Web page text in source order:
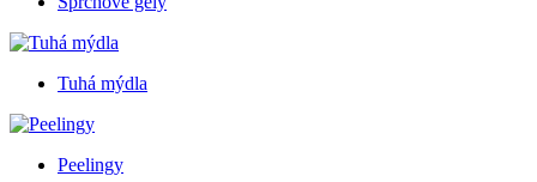
Tuhá mýdla
Peelingy